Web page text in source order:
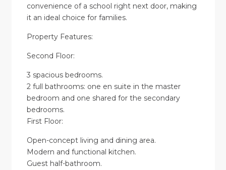
convenience of a school right next door, making
it an ideal choice for families.
Property Features:
Second Floor:
3 spacious bedrooms.
2 full bathrooms: one en suite in the master
bedroom and one shared for the secondary
bedrooms.
First Floor:
Open-concept living and dining area.
Modern and functional kitchen.
Guest half-bathroom.